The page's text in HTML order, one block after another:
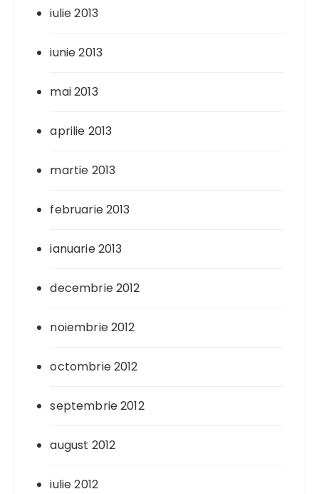
iulie 2013
iunie 2013
mai 2013
aprilie 2013
martie 2013
februarie 2013
ianuarie 2013
decembrie 2012
noiembrie 2012
octombrie 2012
septembrie 2012
august 2012
iulie 2012